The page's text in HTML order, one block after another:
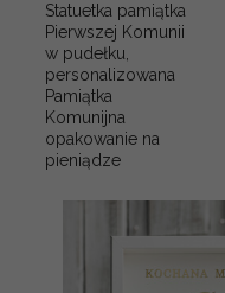
Statuetka pamiątka
Pierwszej Komunii
w pudełku,
personalizowana
Pamiątka
Komunijna
opakowanie na
pieniądze